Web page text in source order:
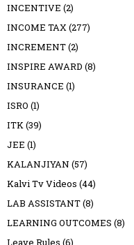
INCENTIVE (2)
INCOME TAX(277)
INCREMENT(2)
INSPIRE AWARD (8)
INSURANCE (1)
ISRO (1)
ITK(39)
JEE (1)
KALANJIYAN (57)
Kalvi Tv Videos (44)
LAB ASSISTANT(8)
LEARNING OUTCOMES (8)
Leave Rules (6)